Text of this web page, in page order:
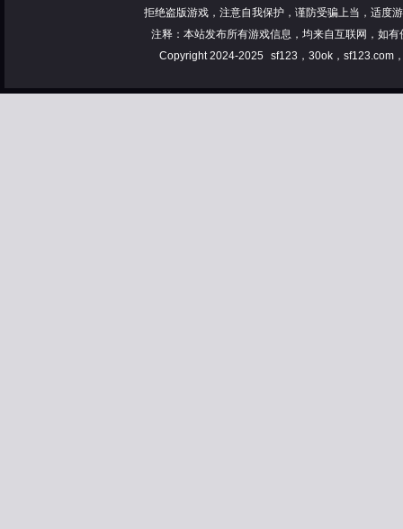
拒绝盗版游戏，注意自我保护，谨防受骗上当，适度
注释：本站发布所有游戏信息，均来自互联网，如
Copyright 2024-2025
sf123，30ok，sf123.com